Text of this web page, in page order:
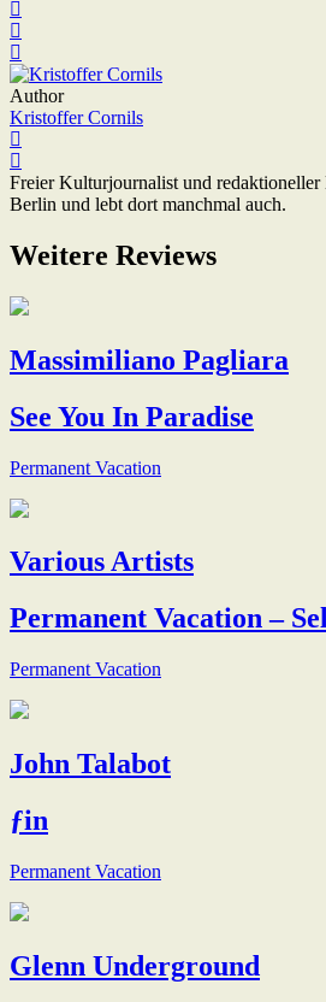
Author
Kristoffer Cornils
Freier Kulturjournalist und redaktioneller
Berlin und lebt dort manchmal auch.
Weitere Reviews
Massimiliano Pagliara
See You In Paradise
Permanent Vacation
Various Artists
Permanent Vacation –
Permanent Vacation
John Talabot
ƒin
Permanent Vacation
Glenn Underground